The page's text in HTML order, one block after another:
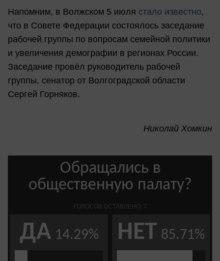
Напомним, в Волжском 5 июля стало известно,
что в Совете Федерации состоялось заседание
рабочей группы по вопросам семейной политики
и увеличения демографии в регионах России.
Заседание провёл руководитель рабочей
группы, сенатор от Волгоградской области
Сергей Горняков.
Николай Хомкин